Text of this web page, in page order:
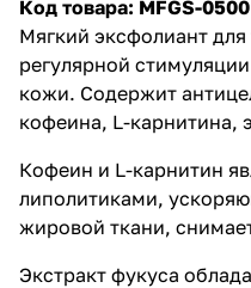
Код товара: MFGS-0500
Мягкий эксфолиант
регулярной
кожи. Содержит
кофеина, L-карнитина,
Кофеин и L-карнитин
липолитиками,
жировой ткани,
Экстракт фукуса